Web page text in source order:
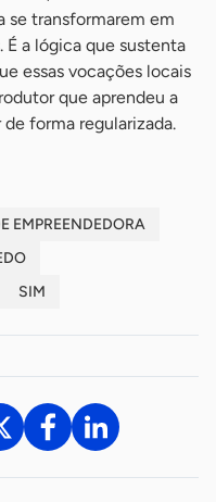
se transformarem em
a lógica que sustenta
essas vocações locais
que aprendeu a
forma regularizada.
EMPREENDEDORA
SIM